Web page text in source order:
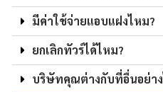
มีค่าใช้จ่ายแอบแฝงไหม?
ยกเลิกทัวร์ได้ไหม?
บริษัทคุณต่างกับที่อื่นอย่าง